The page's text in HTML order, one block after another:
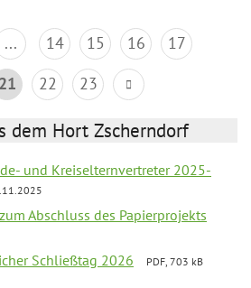
... 14 15 16
17
21 22 23
dem Hort Zscherndorf
und Kreiselternvertreter 2025-
Abschluss des Papierprojekts
Schließtag 2026
PDF, 703 kB